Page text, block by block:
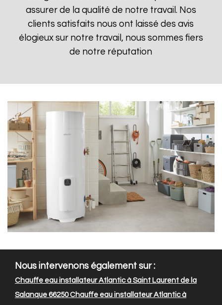
assurer de la qualité de notre travail. Nos
clients satisfaits nous ont laissé des avis
élogieux sur notre travail, nous sommes fiers
de notre réputation
Nous intervenons également sur :
Chauffe eau installateur Atlantic à Saint Laurent de la
Salanque 66250Chauffe eau installateur Atlantic à